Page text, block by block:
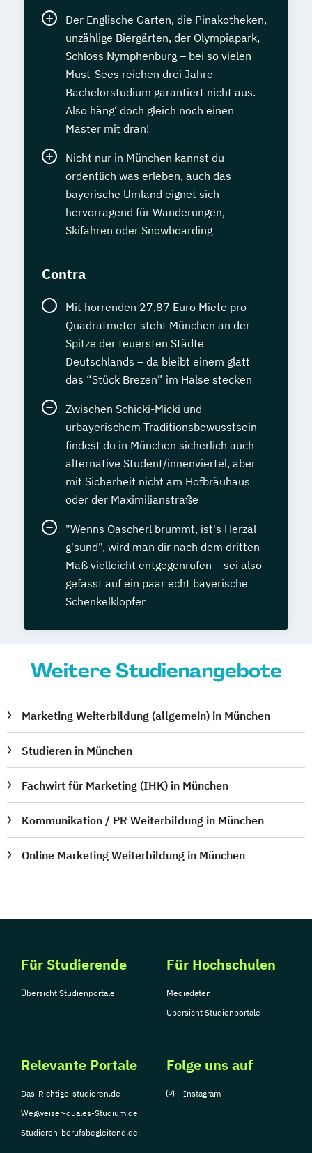
Der Englische Garten, die Pinakotheken,
unzählige Biergärten, der Olympiapark,
Schloss Nymphenburg – bei so vielen
Must-Sees reichen drei Jahre
Bachelorstudium garantiert nicht aus.
Also häng‘ doch gleich noch einen
Master mit dran!
Nicht nur in München kannst du
ordentlich was erleben, auch das
bayerische Umland eignet sich
hervorragend für Wanderungen,
Skifahren oder Snowboarding
Contra
Mit horrenden 27,87 Euro Miete pro
Quadratmeter steht München an der
Spitze der teuersten Städte
Deutschlands – da bleibt einem glatt
das “Stück Brezen” im Halse stecken
Zwischen Schicki-Micki und
urbayerischem Traditionsbewusstsein
findest du in München sicherlich auch
alternative Student/innenviertel, aber
mit Sicherheit nicht am Hofbräuhaus
oder der Maximilianstraße
"Wenns Oascherl brummt, ist's Herzal
g'sund", wird man dir nach dem dritten
Maß vielleicht entgegenrufen – sei also
gefasst auf ein paar echt bayerische
Schenkelklopfer
Weitere Studienangebote
Marketing Weiterbildung (allgemein) in München
Studieren in München
Fachwirt für Marketing (IHK) in München
Kommunikation / PR Weiterbildung in München
Online Marketing Weiterbildung in München
Für Studierende
Übersicht Studienportale
Für Hochschulen
Mediadaten
Übersicht Studienportale
Relevante Portale
Das-Richtige-studieren.de
Wegweiser-duales-Studium.de
Studieren-berufsbegleitend.de
Folge uns auf
Instagram